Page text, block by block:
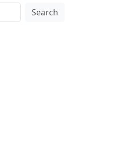
Search